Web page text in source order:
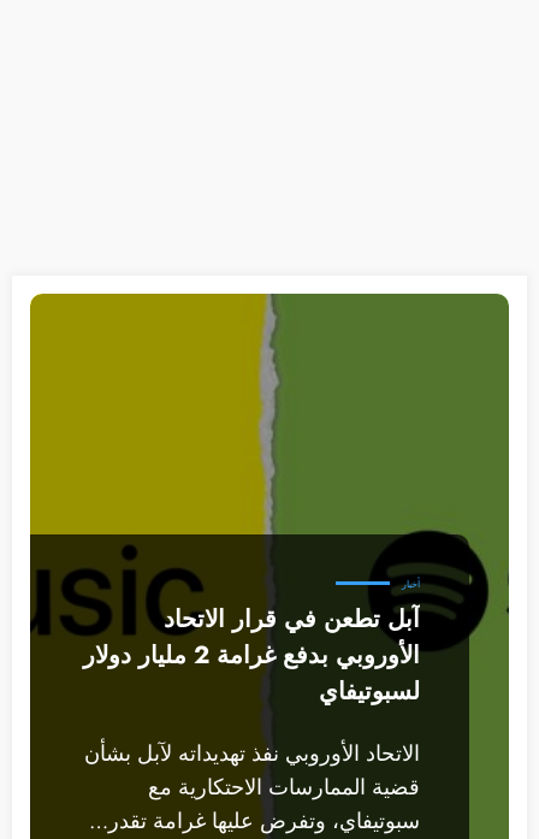
أخبار
آبل تطعن في قرار الاتحاد
الأوروبي بدفع غرامة 2 مليار دولار
لسبوتيفاي
الاتحاد الأوروبي نفذ تهديداته لآبل بشأن
قضية الممارسات الاحتكارية مع
سبوتيفاي، وتفرض عليها غرامة تقدر…